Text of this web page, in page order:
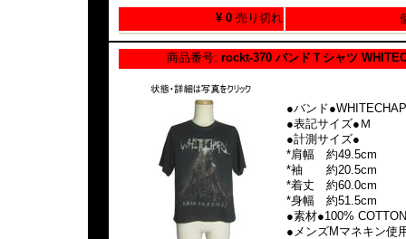
¥ 0 売り切れ
商品番号: rockt-370 バンドＴシャツ
●バンド
●表記サイズ●Ｍ
●計測サイズ●
*肩幅 約49.5cm
*袖 約20.5cm
*着丈 約60.0cm
*身幅 約51.5cm
●素材●100% COTTON
●メンズMマネキン使